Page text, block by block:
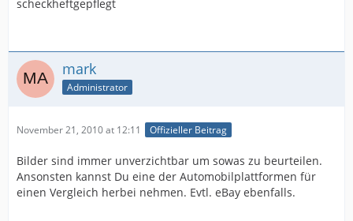
scheckheftgepflegt
mark
Administrator
November 21, 2010 at 12:11 Offizieller Beitrag
Bilder sind immer unverzichtbar um sowas zu beurteilen.
Ansonsten kannst Du eine der Automobilplattformen für
einen Vergleich herbei nehmen. Evtl. eBay ebenfalls.